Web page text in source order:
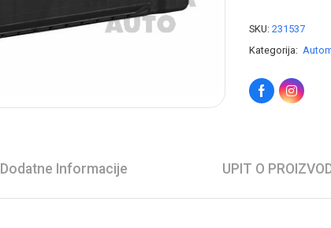
SKU: 231537
Kategorija:
Dodatne Informacije UPIT O